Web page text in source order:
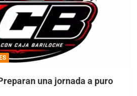
una jornada a puro